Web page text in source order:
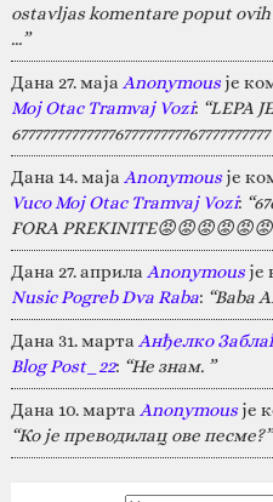
ostavljas komentare poput
…”
Дана 27. маја Anonymousје
Moj Otac Tramvaj Vozi: “LEPA
Дана 14. маја Anonymousје
Vuco Moj Otac Tramvaj Vozi:
FORA
Дана 27. априла Anonymousје
Nusic Pogreb Dva Raba: “Baba
Дана 31. марта Анђелко
Blog Post_22: “Не знам. ”
Дана 10. марта Anonymousје
“Ко је преводилац ове песме?”